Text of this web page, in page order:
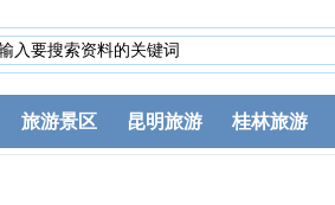
旅游景区 昆明旅游 桂林旅游